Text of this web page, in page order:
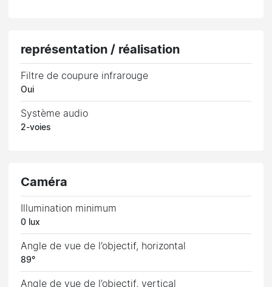
représentation / réalisation
Filtre de coupure infrarouge
Oui
Système audio
2-voies
Caméra
Illumination minimum
0 lux
Angle de vue de l’objectif, horizontal
89°
Angle de vue de l’objectif, vertical